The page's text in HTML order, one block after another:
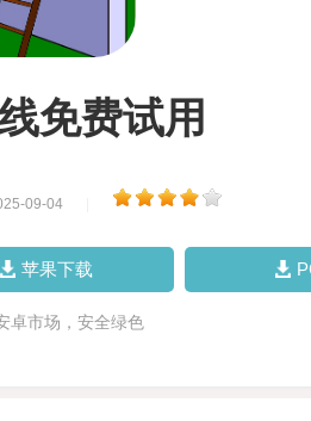
免费试用
09-04
苹果下载
卓市场，安全绿色